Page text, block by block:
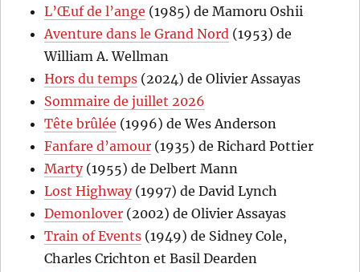
L’Œuf de l’ange (1985) de Mamoru Oshii
Aventure dans le Grand Nord (1953) de
William A. Wellman
Hors du temps (2024) de Olivier Assayas
Sommaire de juillet 2026
Tête brûlée (1996) de Wes Anderson
Fanfare d’amour (1935) de Richard Pottier
Marty(1955) de Delbert Mann
Lost Highway(1997) de David Lynch
Demonlover (2002) de Olivier Assayas
Train of Events (1949) de Sidney Cole,
Charles Crichton et Basil Dearden